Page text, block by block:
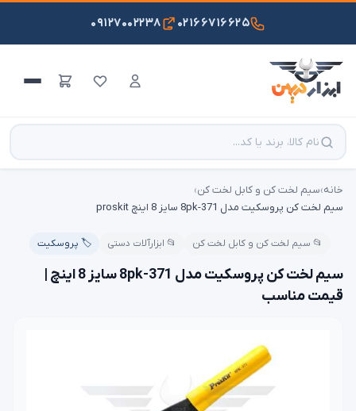
۰۲۱۶۶۷۱۶۶۲۵ ۰۹۱۲۷۰۰۲۲۳۸
خانه›سیم لخت کن و کابل لخت کن›
سیم لخت کن پروسکیت مدل 8pk-371 سایز 8 اینچ proskit
📂 سیم لخت کن و کابل لخت کن 📂 ابزارآلات دستی 🏷️ پروسکیت
سیم لخت کن پروسکیت مدل 8pk-371 سایز 8 اینچ |
قیمت مناسب